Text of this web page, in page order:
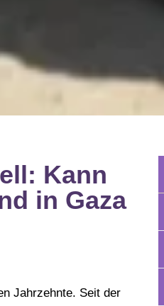
Kann
in Gaza
Jahrzehnte. Seit der